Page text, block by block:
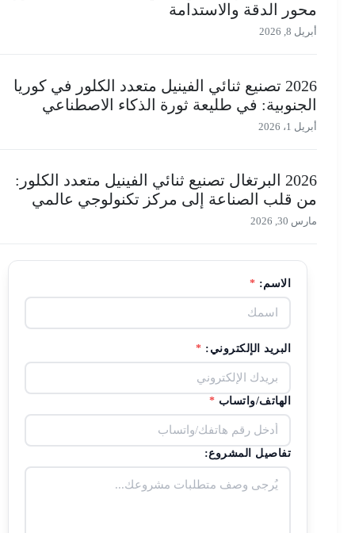
محور الدقة والاستدامة
أبريل 8, 2026
2026 تصنيع ثنائي الفينيل متعدد الكلور في كوريا
الجنوبية: في طليعة ثورة الذكاء الاصطناعي
أبريل 1، 2026
2026 البرتغال تصنيع ثنائي الفينيل متعدد الكلور:
من قلب الصناعة إلى مركز تكنولوجي عالمي
مارس 30, 2026
الاسم:*
البريد الإلكتروني:*
الهاتف/واتساب*
تفاصيل المشروع: